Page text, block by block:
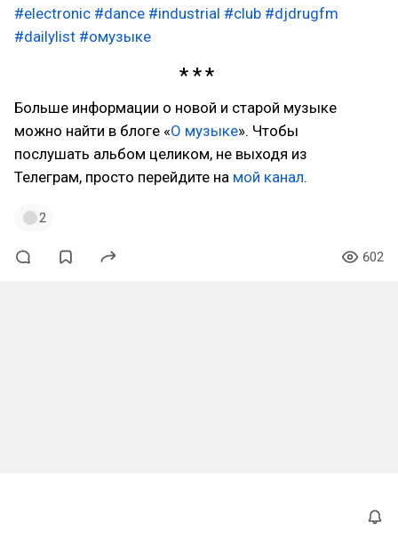
#electronic #dance #industrial #club #djdrugfm
#dailylist #омузыке
Больше информации о новой и старой музыке
можно найти в блоге «О музыке». Чтобы
послушать альбом целиком, не выходя из
Телеграм, просто перейдите на мой канал.
2
602